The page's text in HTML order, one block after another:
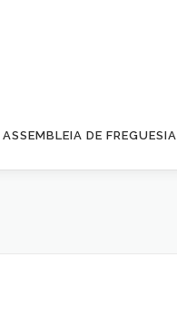
ASSEMBLEIA DE FREGUESIA